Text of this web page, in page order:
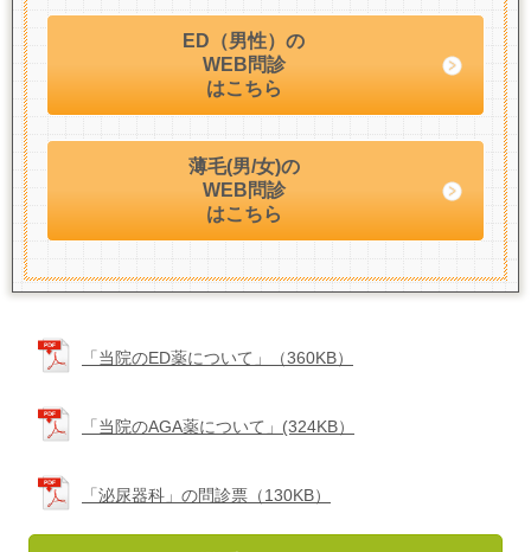
ED（男性）の
WEB問診
はこちら
薄毛(男/女)の
WEB問診
はこちら
「当院のED薬について」（360KB）
「当院のAGA薬について」(324KB）
「泌尿器科」の問診票（130KB）